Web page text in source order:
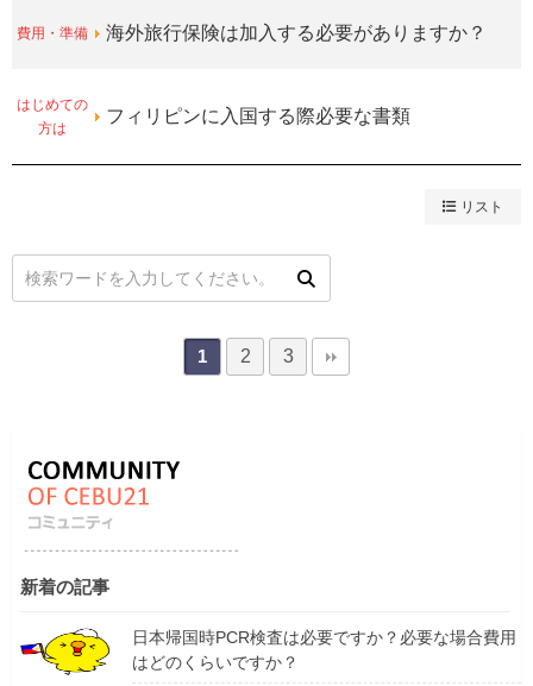
費用・準備 海外旅行保険は加入する必要がありますか？
はじめての
方は
フィリピンに入国する際必要な書類
リスト
1 2 3
新着の記事
日本帰国時PCR検査は必要ですか？必要な場合費用
はどのくらいですか？